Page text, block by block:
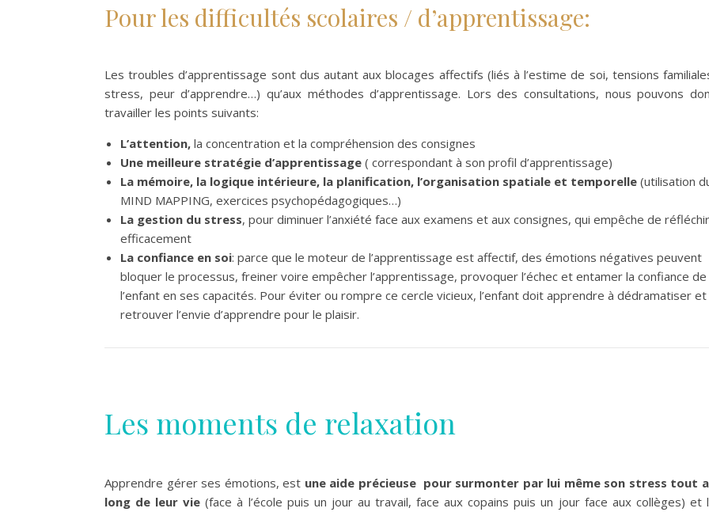
Pour les difficultés scolaires / d’apprentissage:
Les troubles d’apprentissage sont dus autant aux blocages affectifs (liés à l’estime de soi, tensions
stress, peur d’apprendre…) qu’aux méthodes d’apprentissage. Lors des consultations, nous pouvons
travailler les points suivants:
L’attention, la concentration et la compréhension des consignes
Une meilleure stratégie d’apprentissage ( correspondant à son profil d’apprentissage)
La mémoire, la logique intérieure, la planification, l’organisation spatiale et temporelle (utilisation
MIND MAPPING, exercices psychopédagogiques…)
La gestion du stress, pour diminuer l’anxiété face aux examens et aux consignes, qui empêche de réfléchir
efficacement
La confiance en soi: parce que le moteur de l’apprentissage est affectif, des émotions négatives peuvent
bloquer le processus, freiner voire empêcher l’apprentissage, provoquer l’échec et entamer la confiance de
l’enfant en ses capacités. Pour éviter ou rompre ce cercle vicieux, l’enfant doit apprendre à dédramatiser et
retrouver l’envie d’apprendre pour le plaisir.
Les moments de relaxation
Apprendre gérer ses émotions, est une aide précieuse pour surmonter par lui même son stress tout
long de leur vie (face à l’école puis un jour au travail, face aux copains puis un jour face aux collèges) et